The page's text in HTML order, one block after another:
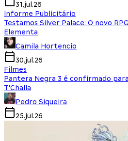
31.jul.26
Informe Publicitário
Testamos Silver Palace: O novo
Elementa
Camila Hortencio
30.jul.26
Filmes
Pantera Negra 3 é confirmado
T'Challa
Pedro Siqueira
25.jul.26